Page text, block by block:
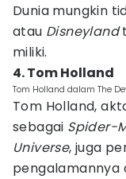
Dunia mungkin
atau Disneyland
miliki.
4. Tom Holland
Tom Holland dalam The
Tom Holland,
sebagai Spider-
Universe, juga
pengalamannya